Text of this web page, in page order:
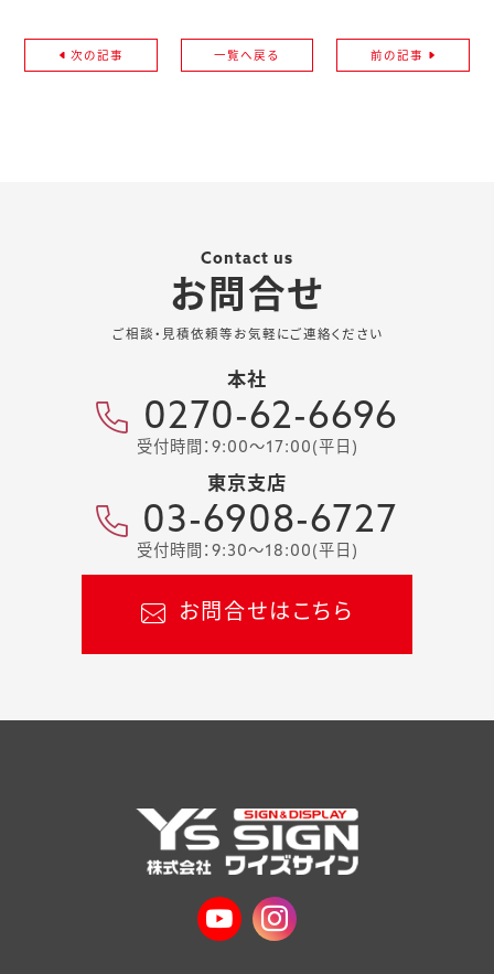
次の記事 一覧へ戻る 前の記事
Contact us
お問合せ
ご相談・見積依頼等お気軽にご連絡ください
本社
0270-62-6696
受付時間：9:00～17:00(平日)
東京支店
03-6908-6727
受付時間：9:30～18:00(平日)
お問合せはこちら